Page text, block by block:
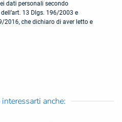
dati personali secondo
13 Dlgs. 196/2003 e
2016, che dichiaro di aver letto e
anche: